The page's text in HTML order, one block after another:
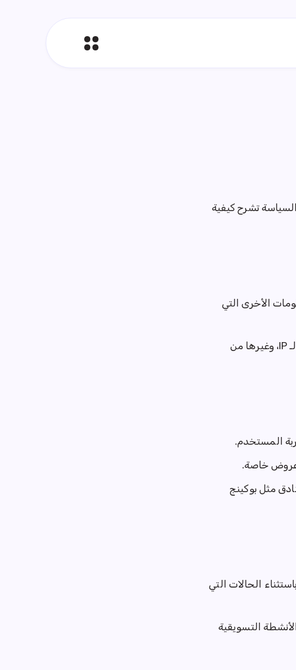
تشرح كيفية
الأخرى التي
مثل نوع المتصفح، النظام التشغيلي، عنوان الـ IP، وغيرها من
المستخدم.
خاصة.
مثل بوكينج
الحالات التي
التسويقية